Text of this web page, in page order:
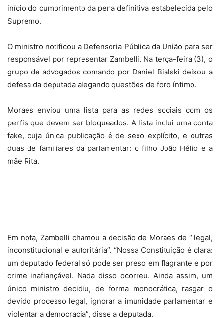
início do cumprimento da pena definitiva estabelecida pelo
Supremo.
O ministro notificou a Defensoria Pública da União para ser
responsável por representar Zambelli. Na terça-feira (3), o
grupo de advogados comando por Daniel Bialski deixou a
defesa da deputada alegando questões de foro íntimo.
Moraes enviou uma lista para as redes sociais com os
perfis que devem ser bloqueados. A lista inclui uma conta
fake, cuja única publicação é de sexo explícito, e outras
duas de familiares da parlamentar: o filho João Hélio e a
mãe Rita.
Em nota, Zambelli chamou a decisão de Moraes de “ilegal,
inconstitucional e autoritária”. “Nossa Constituição é clara:
um deputado federal só pode ser preso em flagrante e por
crime inafiançável. Nada disso ocorreu. Ainda assim, um
único ministro decidiu, de forma monocrática, rasgar o
devido processo legal, ignorar a imunidade parlamentar e
violentar a democracia”, disse a deputada.